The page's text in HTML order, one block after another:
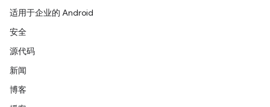
适用于企业的 Android
安全
源代码
新闻
博客